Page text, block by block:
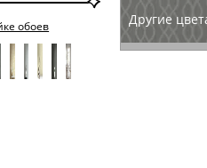
Другие
обоев